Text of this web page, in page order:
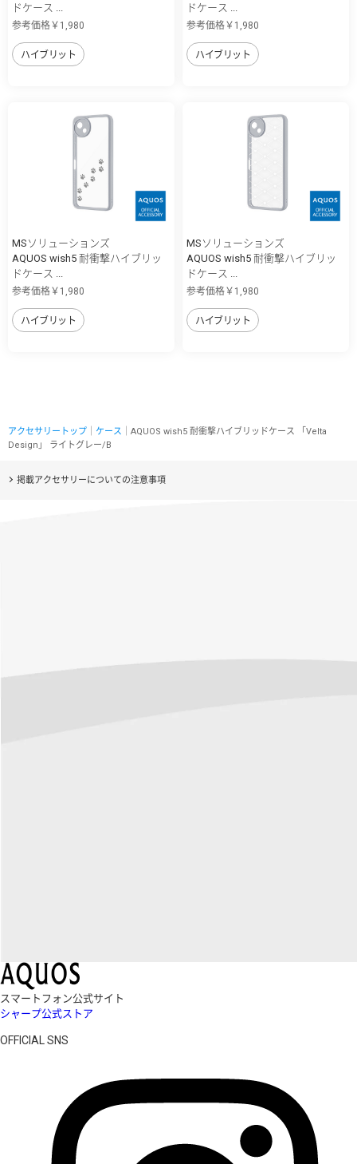
ドケース ...
参考価格￥1,980
ハイブリット
ドケース ...
参考価格￥1,980
ハイブリット
MSソリューションズ
AQUOS wish5 耐衝撃ハイブリッ
ドケース ...
参考価格￥1,980
ハイブリット
MSソリューションズ
AQUOS wish5 耐衝撃ハイブリッ
ドケース ...
参考価格￥1,980
ハイブリット
アクセサリートップ ケース ｜AQUOS wish5 耐衝撃ハイブリッドケース 「Velta
Design」 ライトグレー/B
掲載アクセサリーについての注意事項
スマートフォン公式サイト
シャープ公式ストア
OFFICIAL SNS